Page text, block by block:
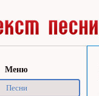
Меню
Песни